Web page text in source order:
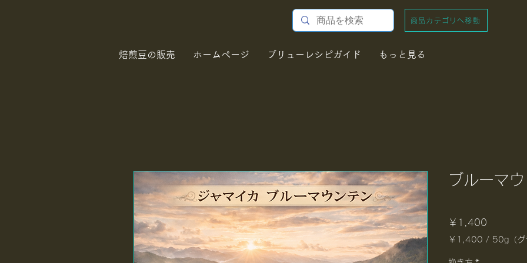
商品カテゴリへ移動
焙煎豆の販売 ホームページ ブリューレシピガイド もっと見る
ブルーマ
￥1,400
格
￥1,400 / 50g（グ